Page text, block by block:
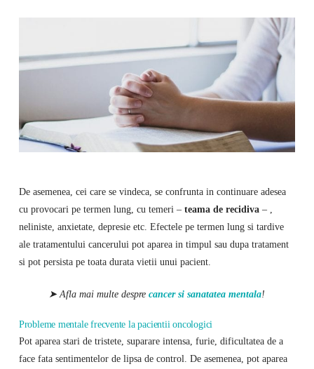
De asemenea, cei care se vindeca, se confrunta in continuare adesea
cu provocari pe termen lung, cu temeri – teama de recidiva– ,
neliniste, anxietate, depresie etc. Efectele pe termen lung si tardive
ale tratamentului cancerului pot aparea in timpul sau dupa tratament
si pot persista pe toata durata vietii unui pacient.
➤ Afla mai multe despre cancer si sanatatea mentala!
Probleme mentale frecvente la pacientii oncologici
Pot aparea stari de tristete, suparare intensa, furie, dificultatea de a
face fata sentimentelor de lipsa de control. De asemenea, pot aparea